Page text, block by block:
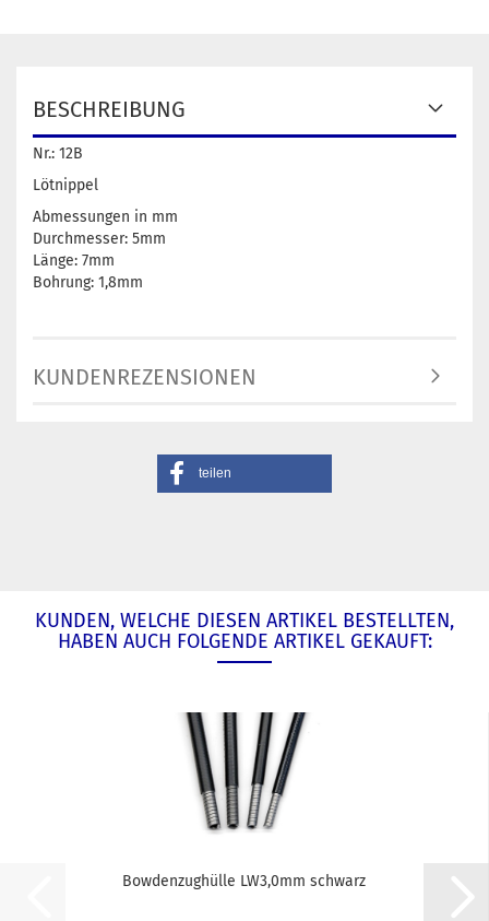
BESCHREIBUNG
Nr.: 12B
Lötnippel
Abmessungen in mm
Durchmesser: 5mm
Länge: 7mm
Bohrung: 1,8mm
KUNDENREZENSIONEN
teilen
KUNDEN, WELCHE DIESEN ARTIKEL BESTELLTEN,
HABEN AUCH FOLGENDE ARTIKEL GEKAUFT:
Bowdenzughülle LW3,0mm schwarz